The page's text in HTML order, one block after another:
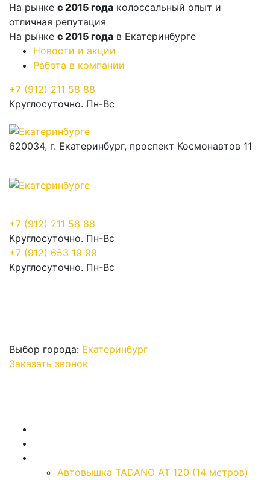
На рынке с 2015 года колоссальный опыт и
отличная репутация
На рынке с 2015 года в Екатеринбурге
Новости и акции
Работа в компании
+7 (912) 211 58 88
Круглосуточно. Пн-Вс
620034, г. Екатеринбург, проспект Космонавтов 11
+7 (912) 211 58 88
Круглосуточно. Пн-Вс
+7 (912) 653 19 99
Круглосуточно. Пн-Вс
Выбор города: Екатеринбург
Заказать звонок
Автовышка TADANO AT 120 (14 метров)